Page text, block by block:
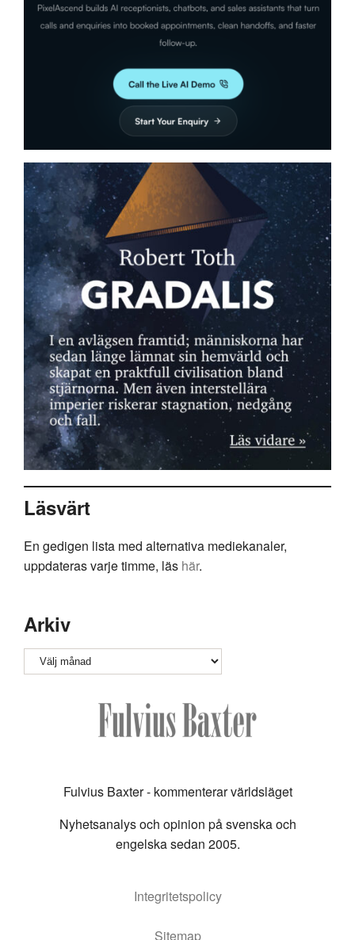
Läsvärt
En gedigen lista med alternativa mediekanaler,
uppdateras varje timme, läs här.
Arkiv
Arkiv
Fulvius Baxter - kommenterar världsläget
Nyhetsanalys och opinion på svenska och
engelska sedan 2005.
Integritetspolicy
Sitemap